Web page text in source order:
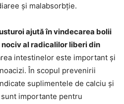
și malabsorbție.
ajută în vindecarea bolii
al radicalilor liberi din
intestinelor este important și
În scopul prevenirii
suplimentele de calciu și
sunt importante pentru